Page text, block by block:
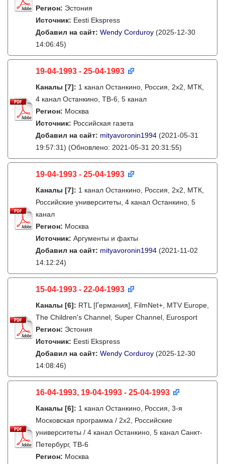
Регион: Эстония
Источник: Eesti Ekspress
Добавил на сайт: Wendy Corduroy (2025-12-30
14:06:45)
19-04-1993 - 25-04-1993
Каналы [7]: 1 канал Останкино, Россия, 2х2, МТК,
4 канал Останкино, ТВ-6, 5 канал
Регион: Москва
Источник: Российская газета
Добавил на сайт: mityavoronin1994 (2021-05-31
19:57:31) (Обновлено: 2021-05-31 20:31:55)
19-04-1993 - 25-04-1993
Каналы [7]: 1 канал Останкино, Россия, 2х2, МТК,
Российские университеты, 4 канал Останкино, 5
канал
Регион: Москва
Источник: Аргументы и факты
Добавил на сайт: mityavoronin1994 (2021-11-02
14:12:24)
15-04-1993 - 22-04-1993
Каналы [6]: RTL [Германия], FilmNet+, MTV Europe,
The Children's Channel, Super Channel, Eurosport
Регион: Эстония
Источник: Eesti Ekspress
Добавил на сайт: Wendy Corduroy (2025-12-30
14:08:46)
16-04-1993, 19-04-1993 - 25-04-1993
Каналы [6]: 1 канал Останкино, Россия, 3-я
Московская программа / 2x2, Российские
университеты / 4 канал Останкино, 5 канал Санкт-
Петербург, ТВ-6
Регион: Москва